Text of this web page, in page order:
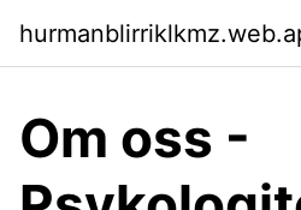
Om oss -